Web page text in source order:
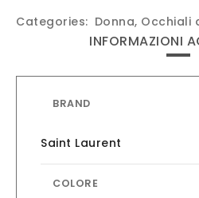
Categories: Donna, Occhiali
INFORMAZIONI
BRAND
Saint Laurent
COLORE